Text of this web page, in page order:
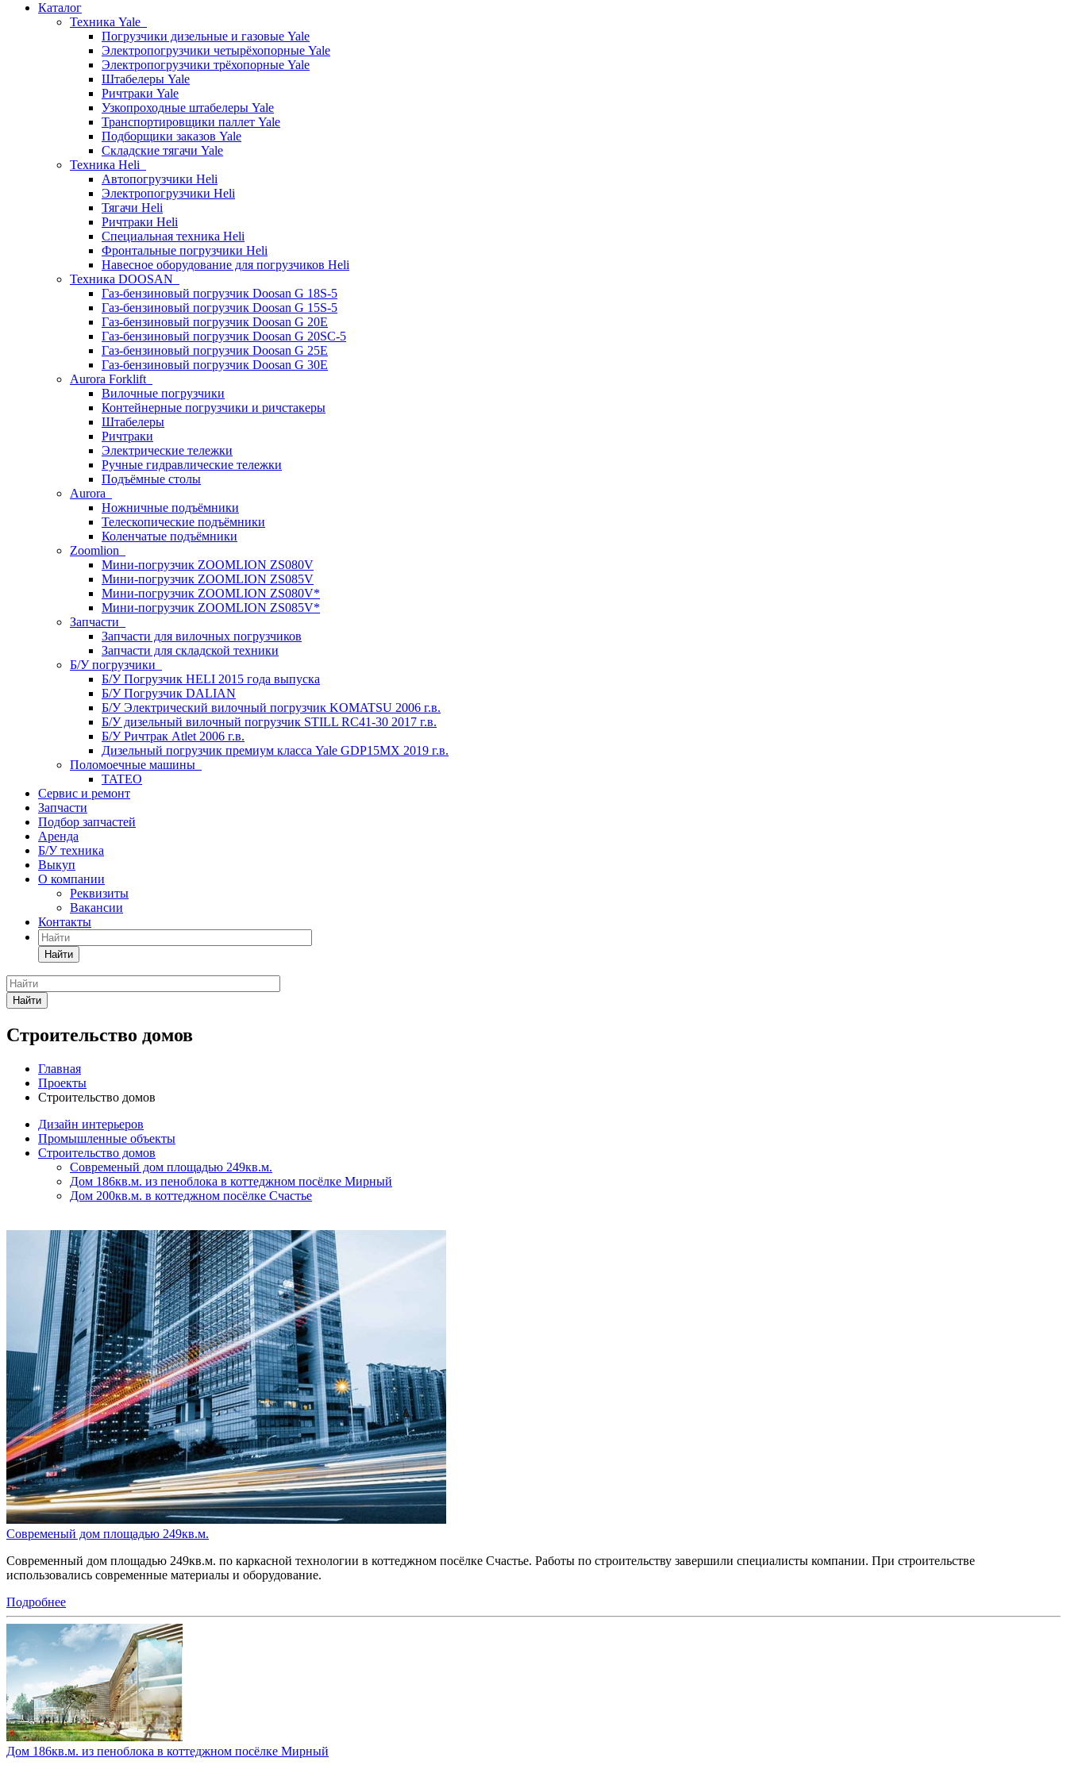
Каталог
Техника Yale
Погрузчики дизельные и газовые Yale
Электропогрузчики четырёхопорные Yale
Электропогрузчики трёхопорные Yale
Штабелеры Yale
Ричтраки Yale
Узкопроходные штабелеры Yale
Транспортировщики паллет Yale
Подборщики заказов Yale
Складские тягачи Yale
Техника Heli
Автопогрузчики Heli
Электропогрузчики Heli
Тягачи Heli
Ричтраки Heli
Специальная техника Heli
Фронтальные погрузчики Heli
Навесное оборудование для погрузчиков Heli
Техника DOOSAN
Газ-бензиновый погрузчик Doosan G 18S-5
Газ-бензиновый погрузчик Doosan G 15S-5
Газ-бензиновый погрузчик Doosan G 20E
Газ-бензиновый погрузчик Doosan G 20SC-5
Газ-бензиновый погрузчик Doosan G 25E
Газ-бензиновый погрузчик Doosan G 30E
Aurora Forklift
Вилочные погрузчики
Контейнерные погрузчики и ричстакеры
Штабелеры
Ричтраки
Электрические тележки
Ручные гидравлические тележки
Подъёмные столы
Aurora
Ножничные подъёмники
Телескопические подъёмники
Коленчатые подъёмники
Zoomlion
Мини-погрузчик ZOOMLION ZS080V
Мини-погрузчик ZOOMLION ZS085V
Мини-погрузчик ZOOMLION ZS080V*
Мини-погрузчик ZOOMLION ZS085V*
Запчасти
Запчасти для вилочных погрузчиков
Запчасти для складской техники
Б/У погрузчики
Б/У Погрузчик HELI 2015 года выпуска
Б/У Погрузчик DALIAN
Б/У Электрический вилочный погрузчик KOMATSU 2006 г.в.
Б/У дизельный вилочный погрузчик STILL RC41-30 2017 г.в.
Б/У Ричтрак Atlet 2006 г.в.
Дизельный погрузчик премиум класса Yale GDP15MX 2019 г.в.
Поломоечные машины
TATEO
Сервис и ремонт
Запчасти
Подбор запчастей
Аренда
Б/У техника
Выкуп
О компании
Реквизиты
Вакансии
Контакты
Найти
Найти
Строительство домов
Главная
Проекты
Строительство домов
Дизайн интерьеров
Промышленные объекты
Строительство домов
Современый дом площадью 249кв.м.
Дом 186кв.м. из пеноблока в коттеджном посёлке Мирный
Дом 200кв.м. в коттеджном посёлке Счастье
Современый дом площадью 249кв.м.
Современный дом площадью 249кв.м. по каркасной технологии в коттеджном посёлке Счастье. Работы по строительству завершили специалисты компании. При строительстве
использовались современные материалы и оборудование.
Подробнее
Дом 186кв.м. из пеноблока в коттеджном посёлке Мирный